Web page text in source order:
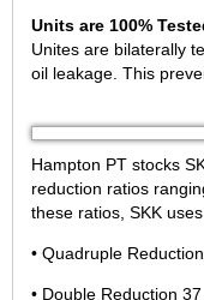
Units are 100%
Unites are bilaterally
oil leakage. This
Hampton PT stocks
reduction ratios
these ratios, SKK
• Quadruple
• Double Reduction